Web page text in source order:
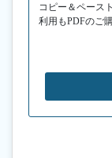
コピー＆ペース
利用もPDFのご